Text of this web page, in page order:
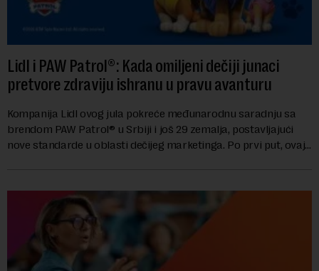
Lidl i PAW Patrol®: Kada omiljeni dečiji junaci
pretvore zdraviju ishranu u pravu avanturu
Kompanija Lidl ovog jula pokreće međunarodnu saradnju sa
brendom PAW Patrol® u Srbiji i još 29 zemalja, postavljajući
nove standarde u oblasti dečijeg marketinga. Po prvi put, ovaj